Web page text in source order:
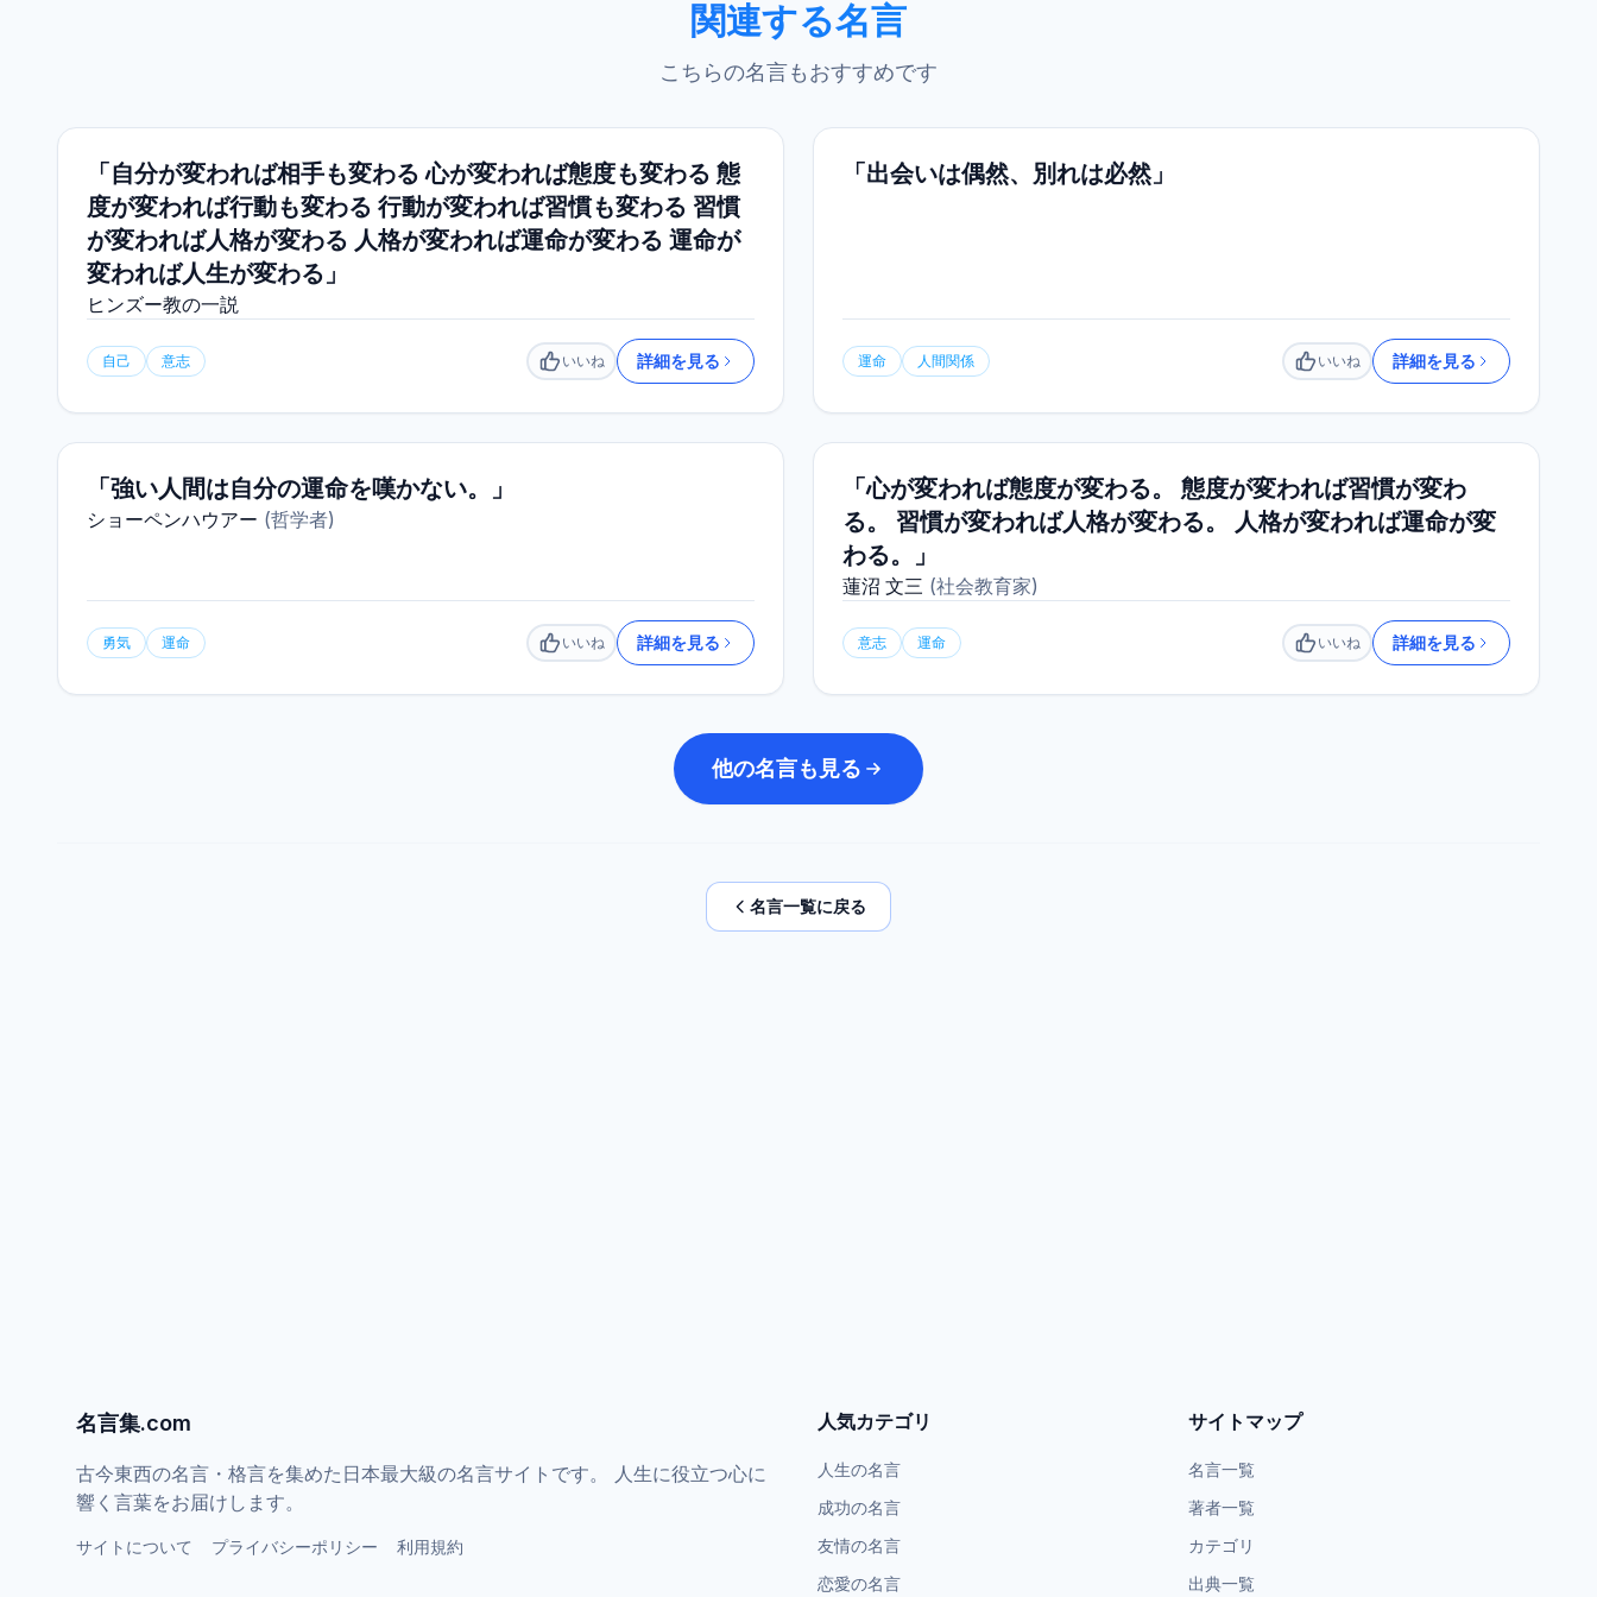
関連する名言
こちらの名言もおすすめです
「自分が変われば相手も変わる 心が変われば態度も変わる 態
度が変われば行動も変わる 行動が変われば習慣も変わる 習慣
が変われば人格が変わる 人格が変われば運命が変わる 運命が
変われば人生が変わる」
ヒンズー教の一説
自己 意志 いいね
いいね 詳細を見る
「出会いは偶然、別れは必然」
運命 人間関係 いいね
いいね 詳細を見る
「強い人間は自分の運命を嘆かない。」
ショーペンハウアー (哲学者)
勇気 運命 いいね
いいね 詳細を見る
「心が変われば態度が変わる。 態度が変われば習慣が変わ
る。 習慣が変われば人格が変わる。 人格が変われば運命が変
わる。」
蓮沼 文三 (社会教育家)
意志 運命 いいね
いいね 詳細を見る
他の名言も見る
名言一覧に戻る
名言集.com
古今東西の名言・格言を集めた日本最大級の名言サイトです。 人生に役立つ心に
響く言葉をお届けします。
サイトについて プライバシーポリシー 利用規約
人気カテゴリ
人生の名言
成功の名言
友情の名言
恋愛の名言
サイトマップ
名言一覧
著者一覧
カテゴリ
出典一覧